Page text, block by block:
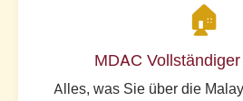
🏠
MDAC
Alles, was Sie über die